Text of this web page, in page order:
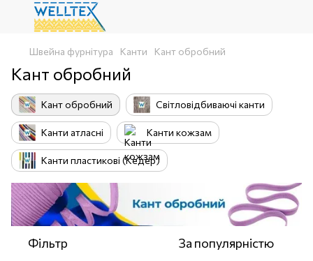
Швейна фурнітура Канти Кант обробний
Кант обробний
Кант обробний Світловідбиваючі канти
Канти атласні Канти кожзам
Канти пластикові (Кедер)
Фільтр За популярністю